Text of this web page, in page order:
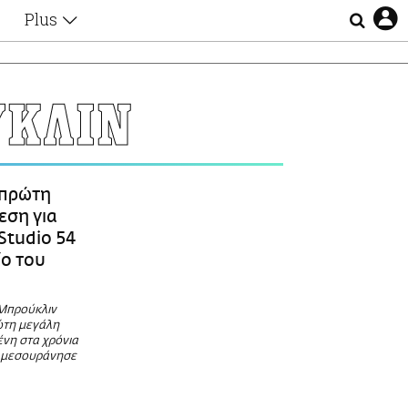
Plus
Αφιερώματα
Ζώδια
Οι Αθηναίοι
Απώλειες
Lgbtqi+
Επιλογές
για
54
του
μεγάλη
στα χρόνια